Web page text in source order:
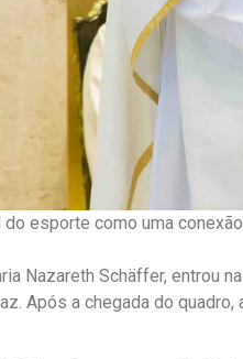
esporte como uma
Nazareth Schäffer, entrou
Após a chegada do